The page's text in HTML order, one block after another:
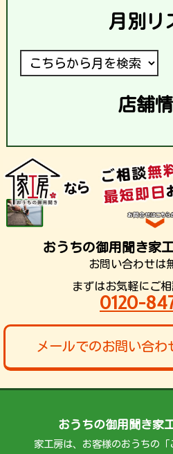
月別リ
店舗
おうちの御用聞き家
お問い合わせは
まずはお気軽にご相
0120-
メールでのお問い合わ
おうちの御用聞き家
家工房は、お客様のおうちの「